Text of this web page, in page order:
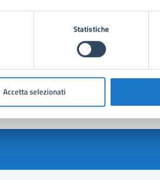
Statistiche
Accetta selezionati
informazioni su questa
5